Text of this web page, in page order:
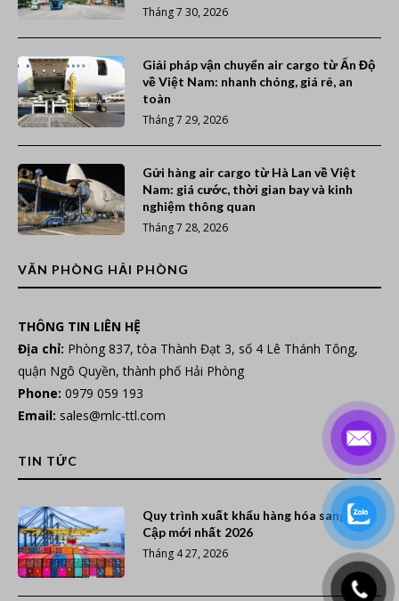
Tháng 7 30, 2026
Giải pháp vận chuyển air cargo từ Ấn Độ
về Việt Nam: nhanh chóng, giá rẻ, an
toàn
Tháng 7 29, 2026
Gửi hàng air cargo từ Hà Lan về Việt
Nam: giá cước, thời gian bay và kinh
nghiệm thông quan
Tháng 7 28, 2026
VĂN PHÒNG HẢI PHÒNG
THÔNG TIN LIÊN HỆ
Địa chỉ: Phòng 837, tòa Thành Đạt 3, số 4 Lê Thánh Tông,
quận Ngô Quyền, thành phố Hải Phòng
Phone: 0979 059 193
Email: sales@mlc-ttl.com
TIN TỨC
Quy trình xuất khẩu hàng hóa sang Ai
Cập mới nhất 2026
Tháng 4 27, 2026